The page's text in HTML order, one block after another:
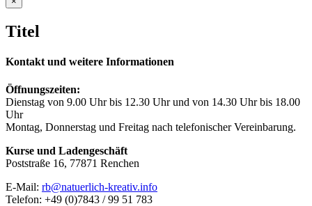
product
view
Titel
Kontakt und weitere Informationen
Öffnungszeiten:
Dienstag von 9.00 Uhr bis 12.30 Uhr und von 14.30 Uhr bis 18.00
Uhr
Montag, Donnerstag und Freitag nach telefonischer Vereinbarung.
Kurse und Ladengeschäft
Poststraße 16, 77871 Renchen
E-Mail: rb@natuerlich-kreativ.info
Telefon: +49 (0)7843 / 99 51 783